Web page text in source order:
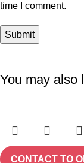
time I comment.
You may also
CONTACT TO